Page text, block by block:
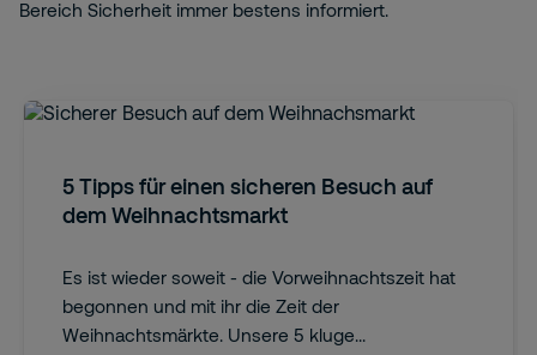
Bereich Sicherheit immer bestens informiert.
5 Tipps für einen sicheren Besuch auf
dem Weihnachtsmarkt
Es ist wieder soweit - die Vorweihnachtszeit hat
begonnen und mit ihr die Zeit der
Weihnachtsmärkte. Unsere 5 kluge...